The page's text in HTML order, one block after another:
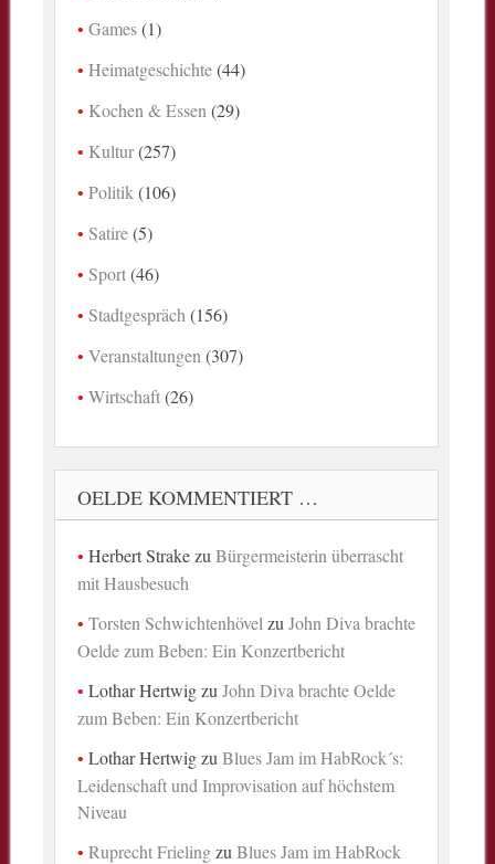
Games(1)
Heimatgeschichte(44)
Kochen & Essen (29)
Kultur(257)
Politik (106)
Satire(5)
Sport(46)
Stadtgespräch (156)
Veranstaltungen (307)
Wirtschaft(26)
OELDE KOMMENTIERT …
Herbert StrakezuBürgermeisterin überrascht
mit Hausbesuch
Torsten Schwichtenhövel zuJohn Diva brachte
Oelde zum Beben: Ein Konzertbericht
Lothar HertwigzuJohn Diva brachte Oelde
zum Beben: Ein Konzertbericht
Lothar HertwigzuBlues Jam im HabRock´s:
Leidenschaft und Improvisation auf höchstem
Niveau
Ruprecht FrielingzuBlues Jam im HabRock